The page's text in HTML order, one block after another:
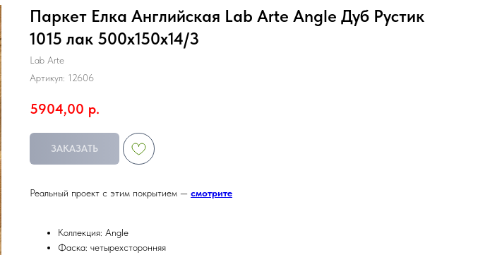
НазадПаркет Елка Английская Lab Arte Angle Дуб Рустик
1015 лак 500х150х14/3
Lab Arte
Артикул: 12606
5904,00 р.
ЗАКАЗАТЬ
Реальный проект с этим покрытием — смотрите
Коллекция: Angle
Фаска: четырехсторонняя